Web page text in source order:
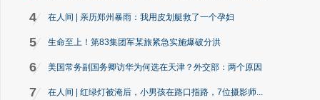
4 在人间 | 亲历郑州暴雨：我用皮划艇救了一个孕妇
5 生命至上！第83集团军某旅紧急实施爆破分洪
6 美国常务副国务卿访华为何选在天津？外交部：两个原因
7 在人间 | 红绿灯被淹后，小男孩在路口指路，7位摄影师...